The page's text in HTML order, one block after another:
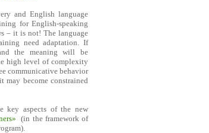
and English language
for English-speaking
– it is not! The language
need adaptation. If
the meaning will be
high level of complexity
communicative behavior
may become constrained
key aspects of the new
(in the framework of